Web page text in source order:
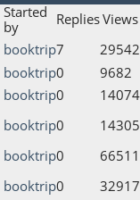
Started
by
RepliesViews
booktrip7
29542
booktrip0
9682
booktrip0
14074
booktrip0
14305
booktrip0
66511
booktrip0
32917